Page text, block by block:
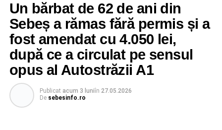
Un bărbat de 62 de ani din
Sebeș a rămas fără permis și a
fost amendat cu 4.050 lei,
după ce a circulat pe sensul
opus al Autostrăzii A1
Publicat acum 3 luniîn 27.05.2026
De sebesinfo.ro